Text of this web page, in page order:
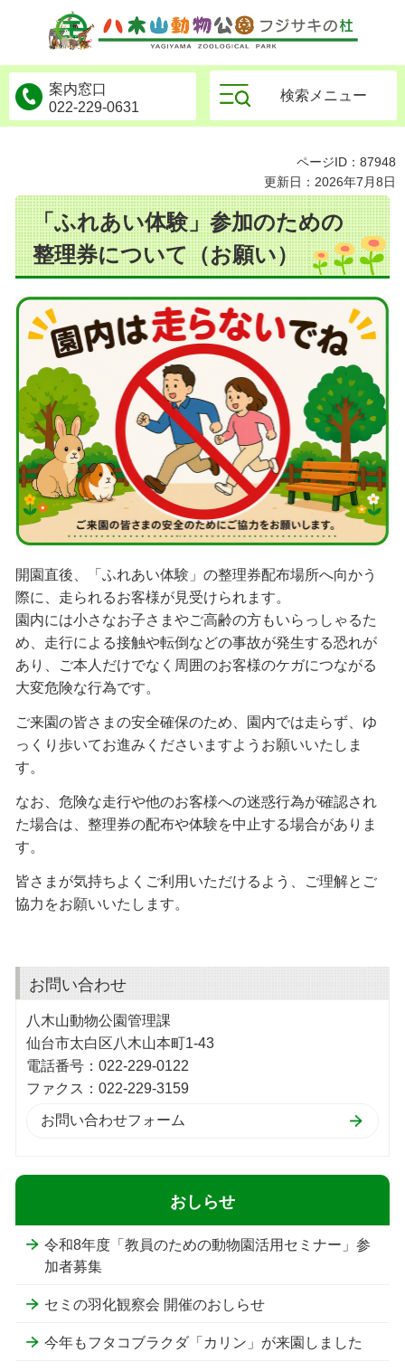
公園フジサキの杜
案内窓口
022-229-0631
検索メニュー
ページID：87948
更新日：2026年7月8日
「ふれあい体験」参加のための
整理券について（お願い）
開園直後、「ふれあい体験」の整理券配布場所へ向かう
際に、走られるお客様が見受けられます。
園内には小さなお子さまやご高齢の方もいらっしゃるた
め、走行による接触や転倒などの事故が発生する恐れが
あり、ご本人だけでなく周囲のお客様のケガにつながる
大変危険な行為です。
ご来園の皆さまの安全確保のため、園内では走らず、ゆ
っくり歩いてお進みくださいますようお願いいたしま
す。
なお、危険な走行や他のお客様への迷惑行為が確認され
た場合は、整理券の配布や体験を中止する場合がありま
す。
皆さまが気持ちよくご利用いただけるよう、ご理解とご
協力をお願いいたします。
お問い合わせ
八木山動物公園管理課
仙台市太白区八木山本町1-43
電話番号：022-229-0122
ファクス：022-229-3159
おしらせ
令和8年度「教員のための動物園活用セミナー」参
加者募集
セミの羽化観察会 開催のおしらせ
今年もフタコブラクダ「カリン」が来園しました